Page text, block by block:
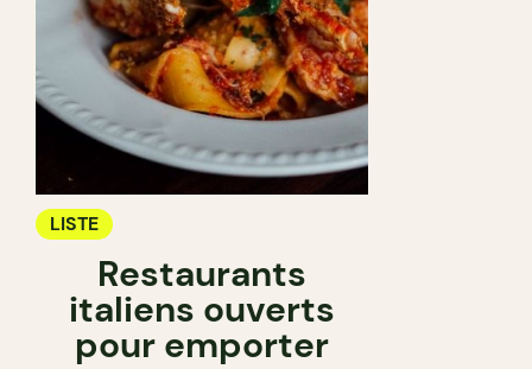
LISTE
Restaurants
italiens ouverts
pour emporter